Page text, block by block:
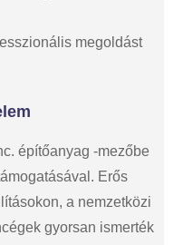
megoldást
építőanyag -mezőbe
Erős
a nemzetközi
gyorsan ismerték